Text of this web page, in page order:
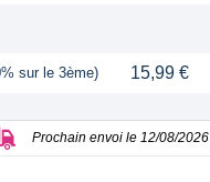
sur le 3ème) 15,99 €
Prochain envoi le 12/08/2026